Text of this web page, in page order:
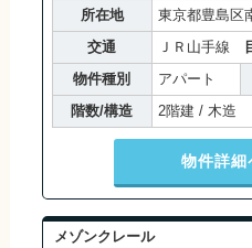
所在地
東京都豊島区
交通
ＪＲ山手線
物件種別
アパート
階数/構造
2階建 / 木造
物件詳細
メゾンクレール